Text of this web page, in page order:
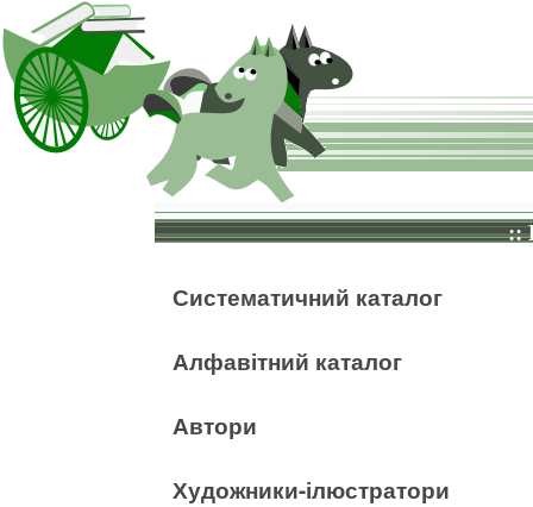
::
Систематичний каталог
Алфавітний каталог
Автори
Художники-ілюстратори